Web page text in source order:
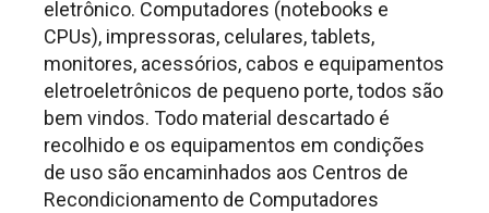
eletrônico. Computadores (notebooks e
CPUs), impressoras, celulares, tablets,
monitores, acessórios, cabos e equipamentos
eletroeletrônicos de pequeno porte, todos são
bem vindos. Todo material descartado é
recolhido e os equipamentos em condições
de uso são encaminhados aos Centros de
Recondicionamento de Computadores